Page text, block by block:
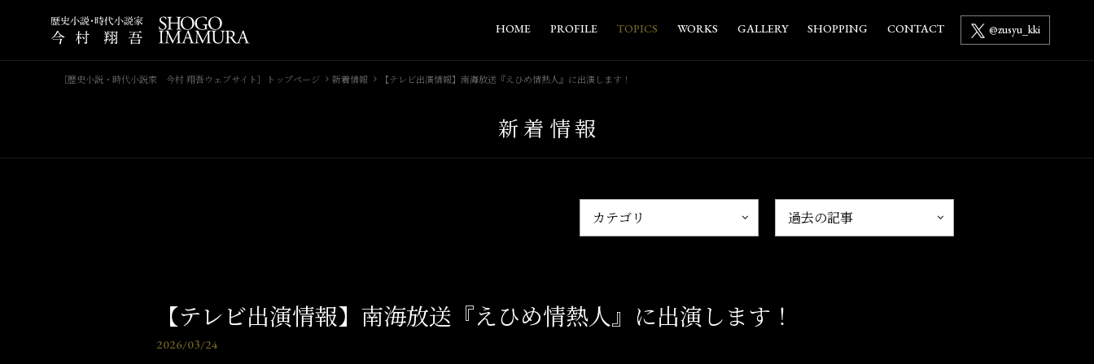
HOME PROFILE TOPICS WORKS GALLERY SHOPPING CONTACT @zusyu_kki
新着情報
［歴史小説・時代小説家 今村 翔吾ウェブサイト］トップページ 新着情報 【テレビ出演情報】南海放送『えひめ情熱人』に出演します！
【テレビ出演情報】南海放送『えひめ情熱人』に出演します！
2026/03/24